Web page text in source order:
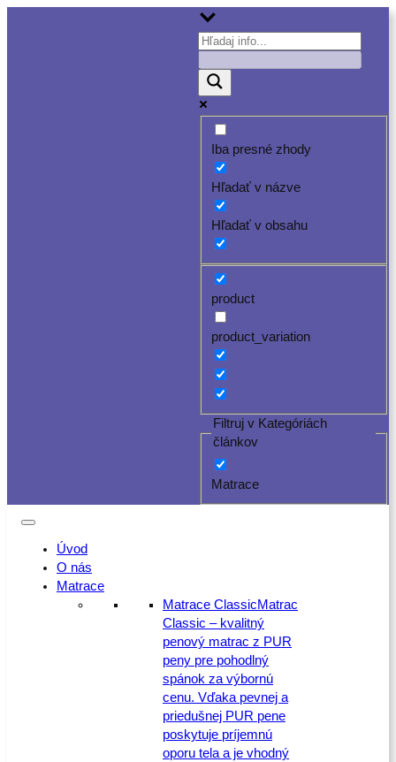
Iba presné zhody
Hľadať v názve
Hľadať v obsahu
product
product_variation
Filtruj v Kategóriách
článkov
Matrace
Úvod
O nás
Matrace
Matrace ClassicMatrac
Classic – kvalitný
penový matrac z PUR
peny pre pohodlný
spánok za výbornú
cenu. Vďaka pevnej a
priedušnej PUR pene
poskytuje príjemnú
oporu tela a je vhodný